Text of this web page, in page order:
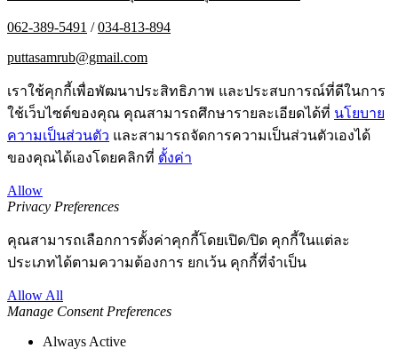
062-389-5491 /034-813-894
puttasamrub@gmail.com
เราใช้คุกกี้เพื่อพัฒนาประสิทธิภาพ และประสบการณ์ที่ดีในการ
ใช้เว็บไซต์ของคุณ คุณสามารถศึกษารายละเอียดได้ที่ นโยบาย
ความเป็นส่วนตัว และสามารถจัดการความเป็นส่วนตัวเองได้
ของคุณได้เองโดยคลิกที่ ตั้งค่า
Allow
Privacy Preferences
คุณสามารถเลือกการตั้งค่าคุกกี้โดยเปิด/ปิด คุกกี้ในแต่ละ
ประเภทได้ตามความต้องการ ยกเว้น คุกกี้ที่จำเป็น
Allow All
Manage Consent Preferences
Always Active